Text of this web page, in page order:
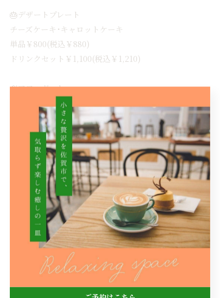
🎂デザートプレート
チーズケーキ･キャロットケーキ
単品￥800(税込￥880)
ドリンクセット￥1,100(税込￥1,210)
🍨アフォガート
単品￥600(税込￥660)
ドリンクセット￥900(税込￥990)
🍨アイスクリーム
単品￥200(税込￥220)
ドリンクセット￥500(税込￥550)
Cafe Carrot(カフェ キャロット)
【住所】佐賀県佐賀市神園3丁目14-8
【ＴＥＬ】080-6232-2673
【営業時間】月･火･木 11時30分~18時（L･O17時30分）
金･土 11時30分~17時 18時~20時（L･O19時30分）
【店休日】毎週水曜日、日曜日